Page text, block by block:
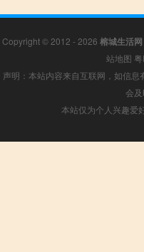
Copyright © 2012 - 2026 榕城生活网
站地图
声明：本站内容来自互联网，如信
会
本站仅为个人兴趣爱